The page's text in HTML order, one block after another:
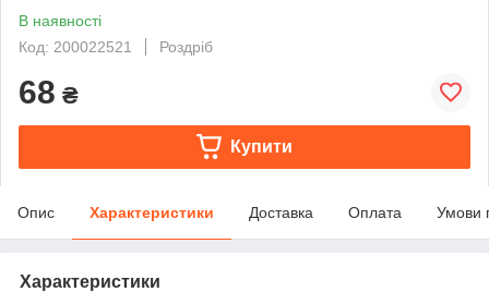
В наявності
Код: 200022521
Роздріб
68 ₴
Купити
Опис Характеристики Доставка Оплата Умови
Характеристики